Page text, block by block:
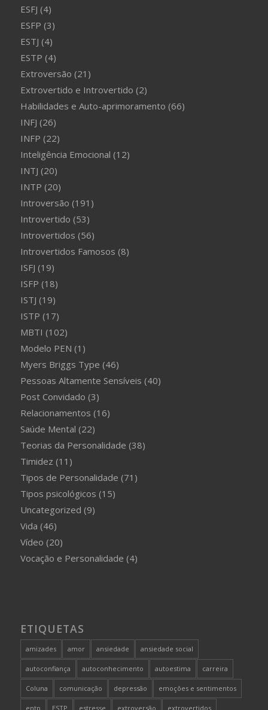
ESFJ (4)
ESFP (3)
ESTJ (4)
ESTP (4)
Extroversão (21)
Extrovertido e Introvertido (2)
Habilidades e Auto-aprimoramento (66)
INFJ (26)
INFP (22)
Inteligência Emocional (12)
INTJ (20)
INTP (20)
Introversão (191)
Introvertido (53)
Introvertidos (56)
Introvertidos Famosos (8)
ISFJ (19)
ISFP (18)
ISTJ (19)
ISTP (17)
MBTI (102)
Modelo PEN (1)
Myers Briggs Type (46)
Pessoas Altamente Sensíveis (40)
Post Convidado (3)
Relacionamentos (16)
Saúde Mental (22)
Teorias da Personalidade (38)
Timidez (11)
Tipos de Personalidade (71)
Tipos psicológicos (15)
Uncategorized (9)
Vida (46)
Vídeo (20)
Vocação e Personalidade (4)
ETIQUETAS
amizades amor ansiedade ansiedade social
autoconfiança autoconhecimento autoestima carreira
Coluna comunicação depressão emoções e sentimentos
entp ESTP estresse extroversão extrovertidos